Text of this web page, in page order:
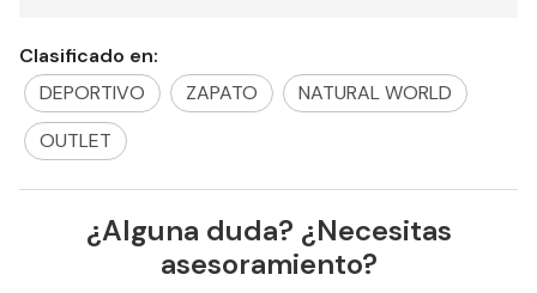
Clasificado en:
DEPORTIVO
ZAPATO
NATURAL WORLD
OUTLET
¿Alguna duda? ¿Necesitas
asesoramiento?